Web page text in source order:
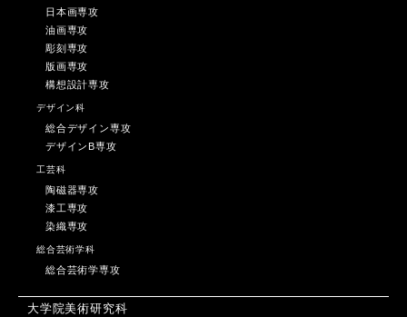
日本画専攻
油画専攻
彫刻専攻
版画専攻
構想設計専攻
デザイン科
総合デザイン専攻
デザインB専攻
工芸科
陶磁器専攻
漆工専攻
染織専攻
総合芸術学科
総合芸術学専攻
大学院美術研究科